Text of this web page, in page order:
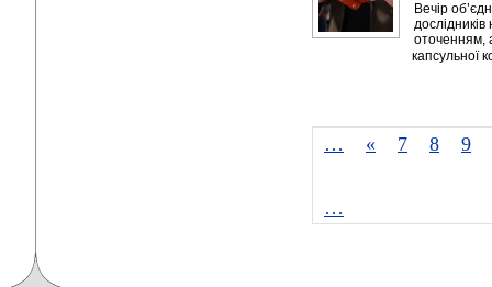
Вечір
оточенням,
капсульної
… « 7 8 9
…